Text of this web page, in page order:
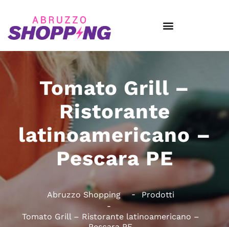
Tomato Grill –
Ristorante
latinoamericano –
Pescara PE
Abruzzo Shopping Prodotti
Tomato Grill – Ristorante latinoamericano –